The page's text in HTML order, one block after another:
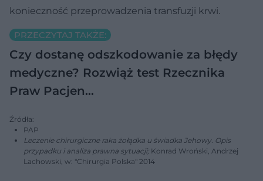
konieczność przeprowadzenia transfuzji krwi.
PRZECZYTAJ TAKŻE:
Czy dostanę odszkodowanie za błędy
medyczne? Rozwiąż test Rzecznika
Praw Pacjen…
Źródła:
PAP
Leczenie chirurgiczne raka żołądka u świadka Jehowy. Opis
przypadku i analiza prawna sytuacji; Konrad Wroński, Andrzej
Lachowski, w: "Chirurgia Polska" 2014